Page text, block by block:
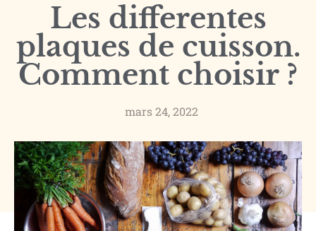
Les differentes
plaques de cuisson.
Comment choisir ?
mars 24, 2022